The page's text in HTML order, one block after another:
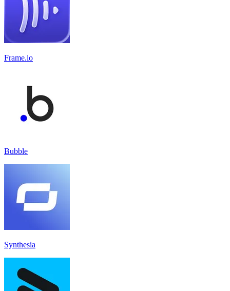
Frame.io
Bubble
Synthesia